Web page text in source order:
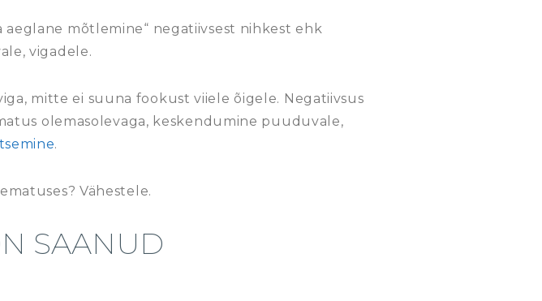
aeglane mõtlemine“ negatiivsest nihkest ehk
vigadele.
mitte ei suuna fookust viiele õigele. Negatiivsus
olemasolevaga, keskendumine puuduvale,
.
Vähestele.
SAANUD